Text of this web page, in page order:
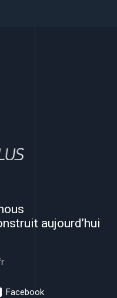
aujourd’hui
Facebook